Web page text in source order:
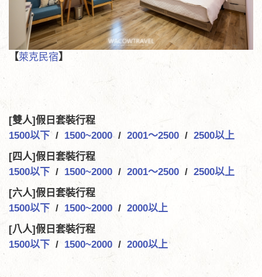
【萊克民宿】
[雙人]假日套裝行程
1500以下 / 1500~2000/ 2001～2500 / 2500以上
[四人]假日套裝行程
1500以下 / 1500~2000 / 2001～2500 / 2500以上
[六人]假日套裝行程
1500以下 / 1500~2000 / 2000以上
[八人]假日套裝行程
1500以下 / 1500~2000 / 2000以上